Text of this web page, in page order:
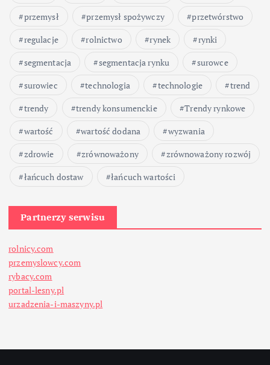
przemysł
przemysł spożywczy
przetwórstwo
regulacje
rolnictwo rynek
rynki
segmentacja
segmentacja rynku
surowce
surowiec
technologia technologie
trend
trendy
trendy konsumenckie
Trendy rynkowe
wartość
wartość dodana
wyzwania
zdrowie
zrównoważony
zrównoważony rozwój
łańcuch dostaw
łańcuch wartości
Partnerzy serwisu
rolnicy.com
przemyslowcy.com
rybacy.com
portal-lesny.pl
urzadzenia-i-maszyny.pl